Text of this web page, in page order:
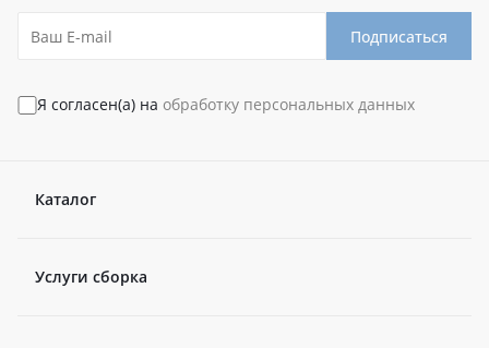
Подписаться
Я согласен(а) на обработку персональных данных
Каталог
Услуги сборка